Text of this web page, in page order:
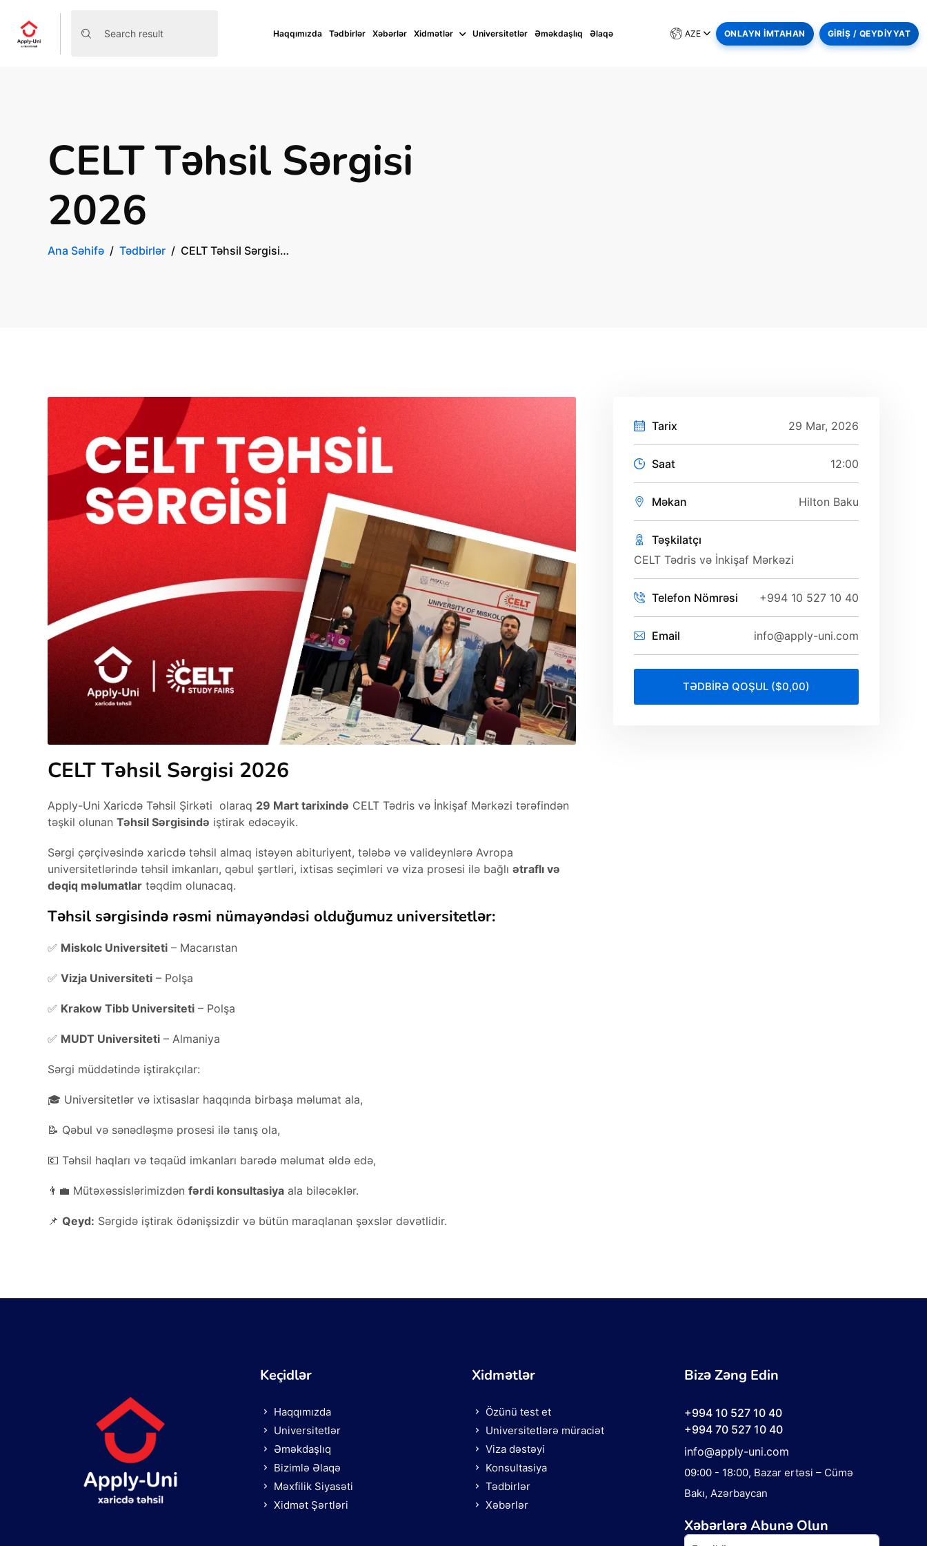
Haqqımızda Tədbirlər Xəbərlər Xidmətlər Universitetlər Əməkdaşlıq Əlaqə AZE ONLAYN İMTAHAN GİRİŞ / QEYDİYYAT
CELT Təhsil Sərgisi
2026
Ana Səhifə Tədbirlər CELT Təhsil Sərgisi…
Tarix 29 Mar, 2026
Saat 12:00
Məkan Hilton Baku
Təşkilatçı
CELT Tədris və İnkişaf Mərkəzi
Telefon Nömrəsi +994 10 527 10 40
Email info@apply-uni.com
TƏDBİRƏ QOŞUL ($0,00)
CELT Təhsil Sərgisi 2026
Apply-Uni Xaricdə Təhsil Şirkəti olaraq 29 Mart tarixində CELT Tədris və İnkişaf Mərkəzi tərəfindən
təşkil olunan Təhsil Sərgisində iştirak edəcəyik.
Sərgi çərçivəsində xaricdə təhsil almaq istəyən abituriyent, tələbə və valideynlərə Avropa
universitetlərində təhsil imkanları, qəbul şərtləri, ixtisas seçimləri və viza prosesi ilə bağlı ətraflı və
dəqiq məlumatlar təqdim olunacaq.
Təhsil sərgisində rəsmi nümayəndəsi olduğumuz universitetlər:
✅ Miskolc Universiteti – Macarıstan
✅ Vizja Universiteti – Polşa
✅ Krakow Tibb Universiteti – Polşa
✅ MUDT Universiteti – Almaniya
Sərgi müddətində iştirakçılar:
🎓 Universitetlər və ixtisaslar haqqında birbaşa məlumat ala,
📝 Qəbul və sənədləşmə prosesi ilə tanış ola,
💶 Təhsil haqları və təqaüd imkanları barədə məlumat əldə edə,
👨‍💼 Mütəxəssislərimizdən fərdi konsultasiya ala biləcəklər.
📌 Qeyd: Sərgidə iştirak ödənişsizdir və bütün maraqlanan şəxslər dəvətlidir.
Keçidlər
Haqqımızda
Universitetlər
Əməkdaşlıq
Bizimlə Əlaqə
Məxfilik Siyasəti
Xidmət Şərtləri
Xidmətlər
Özünü test et
Universitetlərə müraciət
Viza dəstəyi
Konsultasiya
Tədbirlər
Xəbərlər
Bizə Zəng Edin
+994 10 527 10 40
+994 70 527 10 40
info@apply-uni.com
09:00 - 18:00, Bazar ertəsi – Cümə
Bakı, Azərbaycan
Xəbərlərə Abunə Olun